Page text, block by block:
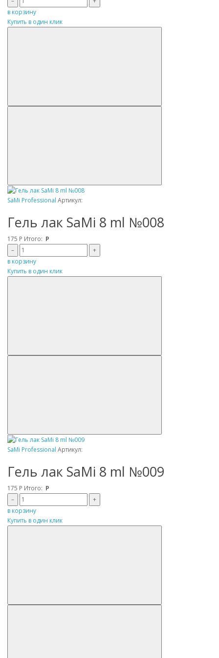
в корзину
Купить в один клик
SaMi Professional Артикул:
Гель лак SaMi 8 ml №008
175 Р Итого: Р
–
+
в корзину
Купить в один клик
SaMi Professional Артикул:
Гель лак SaMi 8 ml №009
175 Р Итого: Р
–
+
в корзину
Купить в один клик